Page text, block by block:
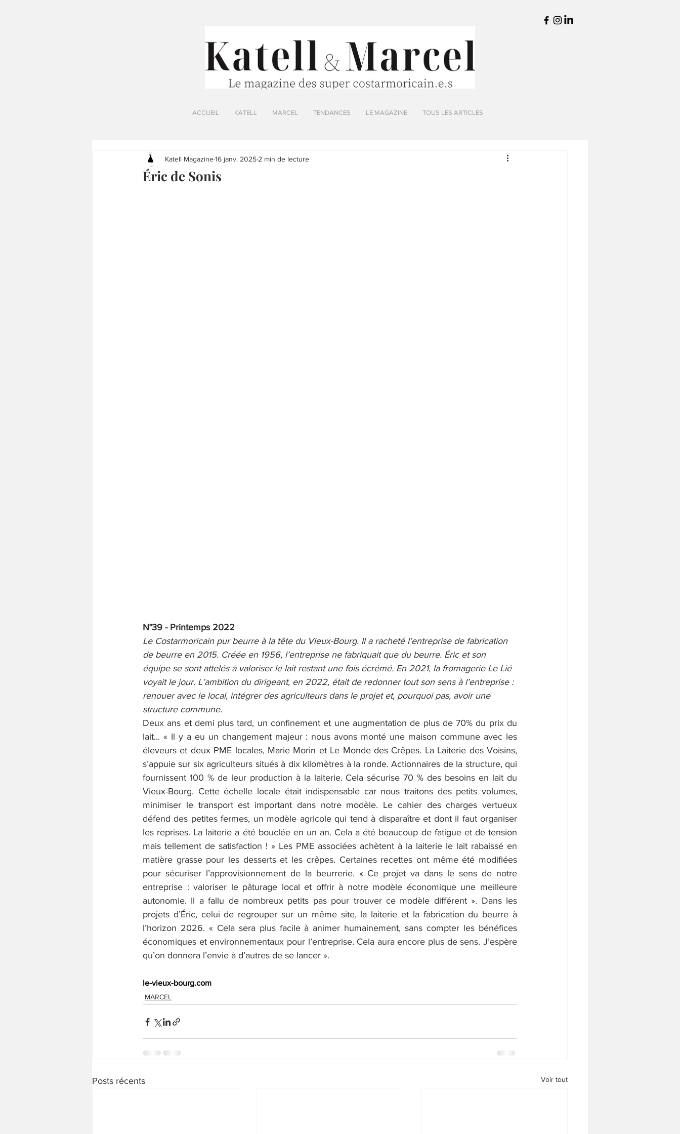
ACCUEIL KATELL MARCEL TENDANCES LE MAGAZINE TOUS LES ARTICLES
Éric de Sonis
Katell Magazine16 janv. 2025 2 min de lecture
N°39 - Printemps 2022
Le Costarmoricain pur beurre à la tête du Vieux-Bourg. Il a racheté l’entreprise de fabrication
de beurre en 2015. Créée en 1956, l’entreprise ne fabriquait que du beurre. Éric et son
équipe se sont attelés à valoriser le lait restant une fois écrémé. En 2021, la fromagerie Le Lié
voyait le jour. L’ambition du dirigeant, en 2022, était de redonner tout son sens à l’entreprise :
renouer avec le local, intégrer des agriculteurs dans le projet et, pourquoi pas, avoir une
structure commune.
Deux ans et demi plus tard, un confinement et une augmentation de plus de 70% du prix du
lait... « Il y a eu un changement majeur : nous avons monté une maison commune avec les
éleveurs et deux PME locales, Marie Morin et Le Monde des Crêpes. La Laiterie des Voisins,
s’appuie sur six agriculteurs situés à dix kilomètres à la ronde. Actionnaires de la structure, qui
fournissent 100 % de leur production à la laiterie. Cela sécurise 70 % des besoins en lait du
Vieux-Bourg. Cette échelle locale était indispensable car nous traitons des petits volumes,
minimiser le transport est important dans notre modèle. Le cahier des charges vertueux
défend des petites fermes, un modèle agricole qui tend à disparaître et dont il faut organiser
les reprises. La laiterie a été bouclée en un an. Cela a été beaucoup de fatigue et de tension
mais tellement de satisfaction ! » Les PME associées achètent à la laiterie le lait rabaissé en
matière grasse pour les desserts et les crêpes. Certaines recettes ont même été modifiées
pour sécuriser l’approvisionnement de la beurrerie. « Ce projet va dans le sens de notre
entreprise : valoriser le pâturage local et offrir à notre modèle économique une meilleure
autonomie. Il a fallu de nombreux petits pas pour trouver ce modèle différent ». Dans les
projets d’Éric, celui de regrouper sur un même site, la laiterie et la fabrication du beurre à
l’horizon 2026. « Cela sera plus facile à animer humainement, sans compter les bénéfices
économiques et environnementaux pour l’entreprise. Cela aura encore plus de sens. J’espère
qu’on donnera l’envie à d’autres de se lancer ».
le-vieux-bourg.com
MARCEL
Posts récents Voir tout